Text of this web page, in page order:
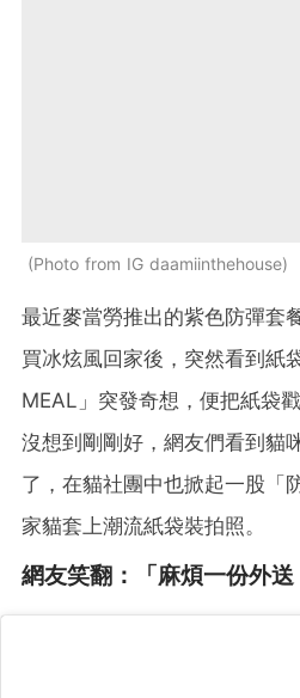
Photo from IG daamiinthehouse
最近麥當勞推出的紫色防彈套
買冰炫風回家後，突然看到紙
MEAL」突發奇想，便把紙袋
沒想到剛剛好，網友們看到貓
了，在貓社團中也掀起一股「
家貓套上潮流紙袋裝拍照。
網友笑翻：「麻煩一份外送